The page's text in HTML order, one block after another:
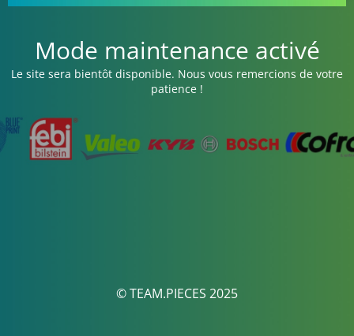
Mode maintenance activé
Le site sera bientôt disponible. Nous vous remercions de votre
patience !
© TEAM.PIECES 2025